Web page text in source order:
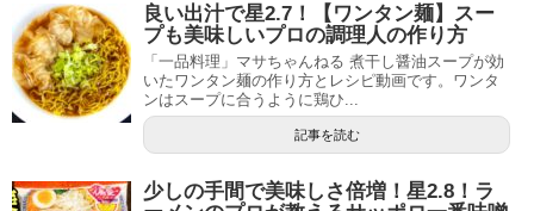
良い出汁で星2.7！【ワンタン麺】スー
プも美味しいプロの調理人の作り方
「一品料理」マサちゃんねる 煮干し醤油スープが効
いたワンタン麺の作り方とレシピ動画です。ワンタ
ンはスープに合うように鶏ひ...
記事を読む
少しの手間で美味しさ倍増！星2.8！ラ